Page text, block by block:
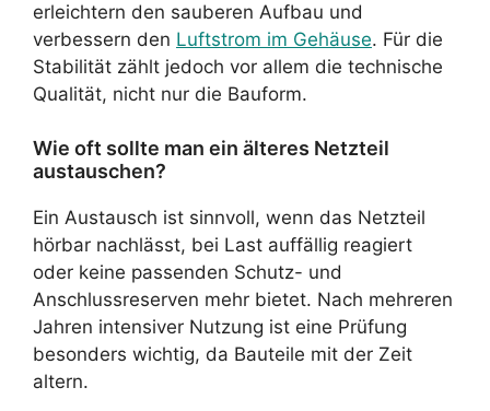
erleichtern den sauberen Aufbau und
verbessern den Luftstrom im Gehäuse. Für die
Stabilität zählt jedoch vor allem die technische
Qualität, nicht nur die Bauform.
Wie oft sollte man ein älteres Netzteil
austauschen?
Ein Austausch ist sinnvoll, wenn das Netzteil
hörbar nachlässt, bei Last auffällig reagiert
oder keine passenden Schutz- und
Anschlussreserven mehr bietet. Nach mehreren
Jahren intensiver Nutzung ist eine Prüfung
besonders wichtig, da Bauteile mit der Zeit
altern.